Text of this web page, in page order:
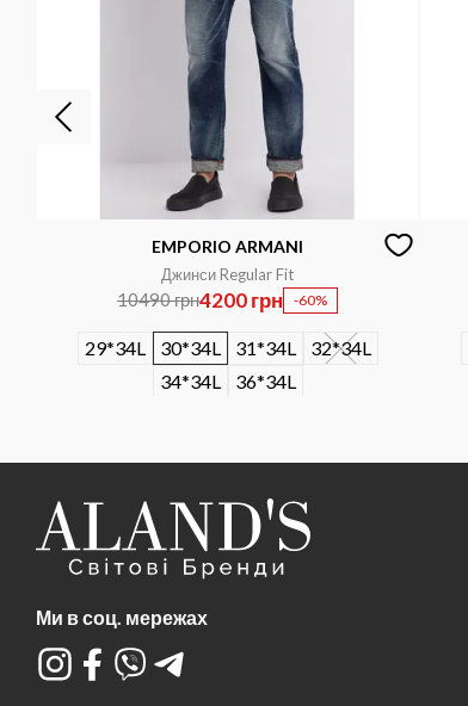
EMPORIO ARMANI
Джинси Regular Fit
10490 грн4200 грн -60%
29*34L 30*34L 31*34L
32*34L
34*34L
36*34L
Ми в соц. мережах